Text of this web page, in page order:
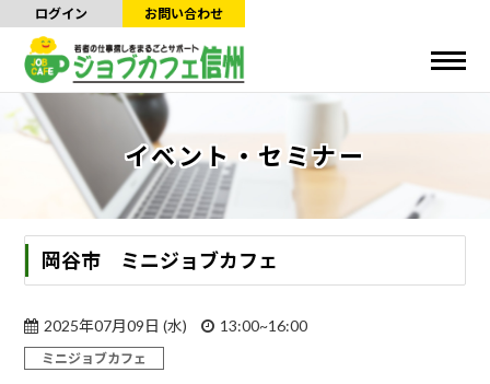
ログイン お問い合わせ
イベント・セミナー
岡谷市 ミニジョブカフェ
2025年07月09日 (水) 13:00~16:00
ミニジョブカフェ